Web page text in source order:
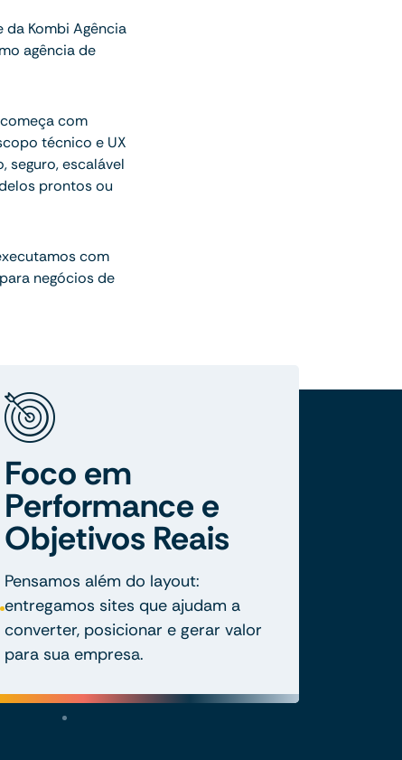
Kombi Agência
agência de
com
técnico e UX
seguro, escalável
prontos ou
com
negócios de
Foco em
Performance e
Objetivos Reais
Pensamos além do layout:
entregamos sites que ajudam a
converter, posicionar e gerar valor
para sua empresa.